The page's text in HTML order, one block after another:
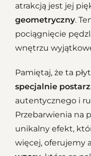
atrakcją jest jej
geometryczny.
pociągnięcie
wnętrzu
Pamiętaj, że ta
specjalnie
autentycznego i
Przebarwienia na
unikalny efekt,
więcej, oferujemy